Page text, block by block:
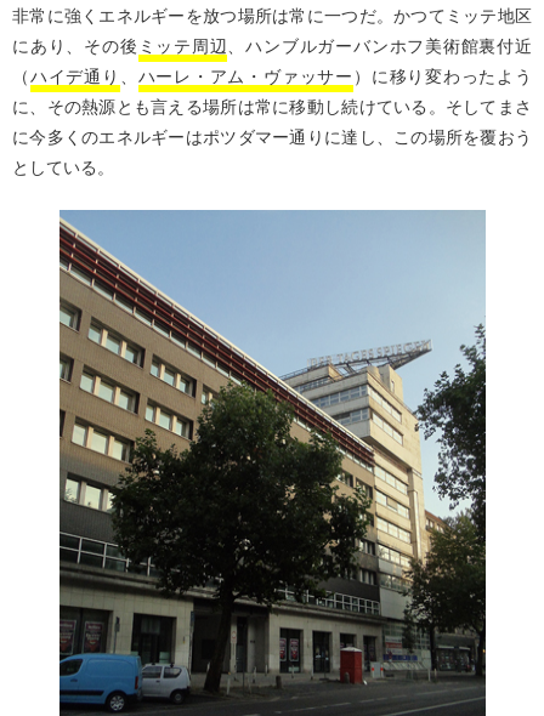
非常に強くエネルギーを放つ場所は常に一つだ。かつてミッテ地区
にあり、その後 ミッテ周辺
、ハンブルガーバンホフ美術館裏付近
（ハイデ通り ハーレ・アム・ヴァッサー ）に移り変わったよう
に、その熱源とも言える場所は常に移動し続けている。そしてまさ
に今多くのエネルギーはポツダマー通りに達し、この場所を覆おう
としている。